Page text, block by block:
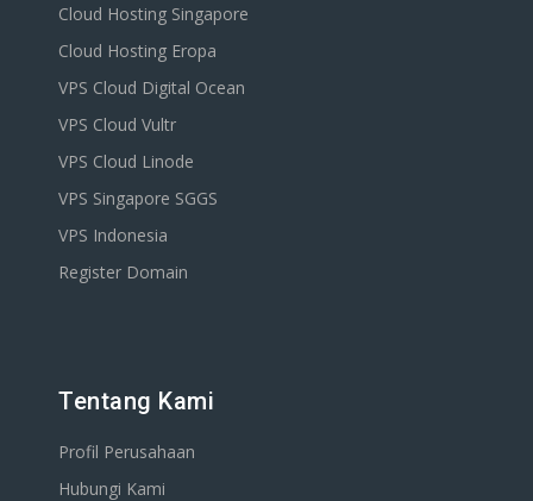
Cloud Hosting Singapore
Cloud Hosting Eropa
VPS Cloud Digital Ocean
VPS Cloud Vultr
VPS Cloud Linode
VPS Singapore SGGS
VPS Indonesia
Register Domain
Tentang Kami
Profil Perusahaan
Hubungi Kami